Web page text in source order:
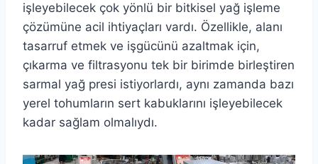
işleyebilecek çok yönlü bir bitkisel yağ işleme
çözümüne acil ihtiyaçları vardı. Özellikle, alanı
tasarruf etmek ve işgücünü azaltmak için,
çıkarma ve filtrasyonu tek bir birimde birleştiren
sarmal yağ presi istiyorlardı, aynı zamanda bazı
yerel tohumların sert kabuklarını işleyebilecek
kadar sağlam olmalıydı.